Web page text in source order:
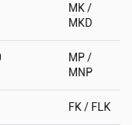
MK /
MKD
MP /
MNP
FK / FLK